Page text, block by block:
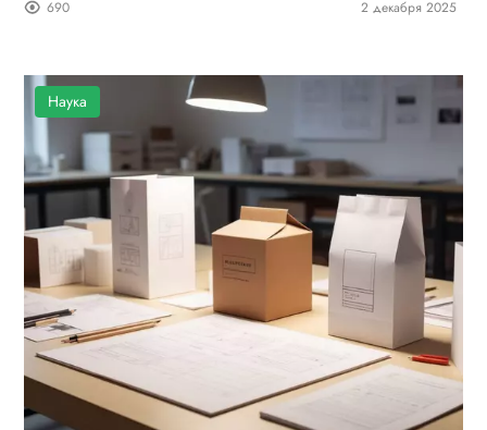
690 2 декабря 2025
Наука